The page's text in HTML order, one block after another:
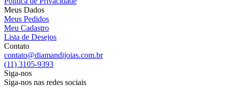
Meus Dados
Meus Pedidos
Meu Cadastro
Lista de Desejos
Contato
contato@diamandijoias.com.br
(11) 3105-9393
Siga-nos
Siga-nos nas redes sociais